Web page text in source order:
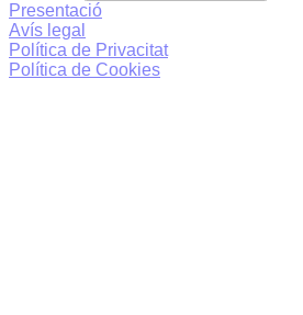
Presentació
Avís legal
Política de Privacitat
Política de Cookies